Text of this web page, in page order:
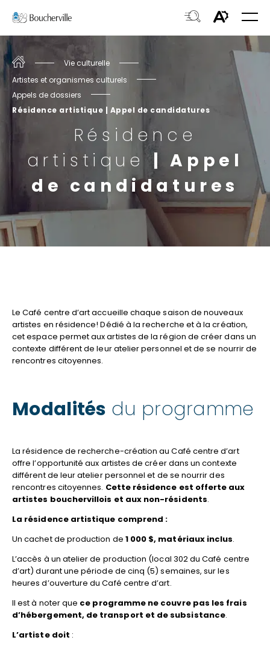
rapide
recherche.
Ouvrir
le
menu
Ouvrir
la
du
site
Accueil
Vie culturelle
Artistes et organismes culturels
Appels de dossiers
Résidence artistique | Appel de candidatures
Résidence
artistique| Appel
de candidatures
Le Café centre d’art accueille chaque saison de nouveaux
artistes en résidence! Dédié à la recherche et à la création,
cet espace permet aux artistes de la région de créer dans un
contexte différent de leur atelier personnel et de se nourrir de
rencontres citoyennes.
Modalités du programme
La résidence de recherche-création au Café centre d’art
offre l’opportunité aux artistes de créer dans un contexte
différent de leur atelier personnel et de se nourrir des
rencontres citoyennes. Cette résidence est offerte aux
artistes bouchervillois et aux non-résidents.
La résidence artistique comprend :
Un cachet de production de 1 000 $, matériaux inclus.
L’accès à un atelier de production (local 302 du Café centre
d’art) durant une période de cinq (5) semaines, sur les
heures d’ouverture du Café centre d’art.
Il est à noter que ce programme ne couvre pas les frais
d’hébergement, de transport et de subsistance.
L’artiste doit :